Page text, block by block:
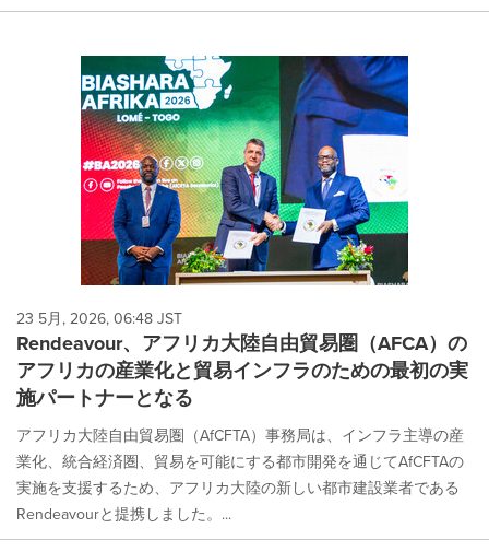
23 5月, 2026, 06:48 JST
Rendeavour、アフリカ大陸自由貿易圏（AFCA）の
アフリカの産業化と貿易インフラのための最初の実
施パートナーとなる
アフリカ大陸自由貿易圏（AfCFTA）事務局は、インフラ主導の産
業化、統合経済圏、貿易を可能にする都市開発を通じてAfCFTAの
実施を支援するため、アフリカ大陸の新しい都市建設業者である
Rendeavourと提携しました。...